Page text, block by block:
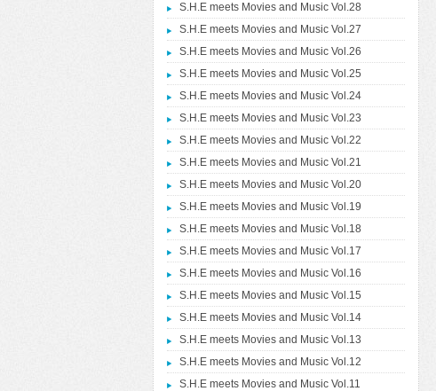
S.H.E meets Movies and Music Vol.28
S.H.E meets Movies and Music Vol.27
S.H.E meets Movies and Music Vol.26
S.H.E meets Movies and Music Vol.25
S.H.E meets Movies and Music Vol.24
S.H.E meets Movies and Music Vol.23
S.H.E meets Movies and Music Vol.22
S.H.E meets Movies and Music Vol.21
S.H.E meets Movies and Music Vol.20
S.H.E meets Movies and Music Vol.19
S.H.E meets Movies and Music Vol.18
S.H.E meets Movies and Music Vol.17
S.H.E meets Movies and Music Vol.16
S.H.E meets Movies and Music Vol.15
S.H.E meets Movies and Music Vol.14
S.H.E meets Movies and Music Vol.13
S.H.E meets Movies and Music Vol.12
S.H.E meets Movies and Music Vol.11